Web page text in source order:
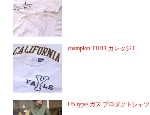
champion T1011 カレッジT...
US type/ ガス プロダクトシャツ